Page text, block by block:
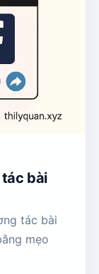
bài
tác bài
mẹo